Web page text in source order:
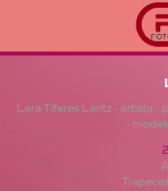
Lara Tiferes Laritz - artista -
-